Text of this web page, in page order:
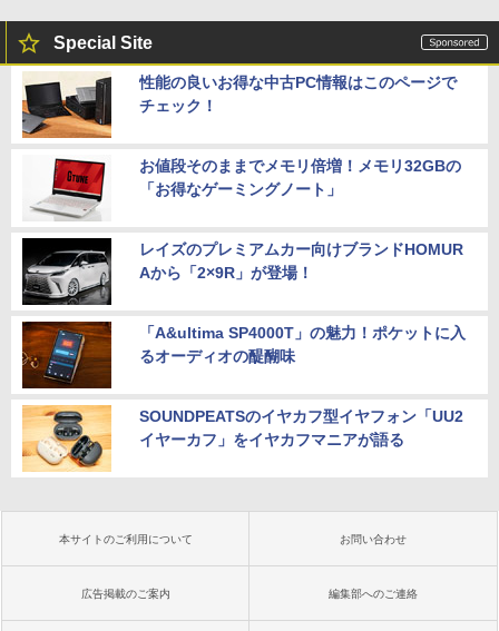
Special Site
性能の良いお得な中古PC情報はこのページで
チェック！
お値段そのままでメモリ倍増！メモリ32GBの
「お得なゲーミングノート」
レイズのプレミアムカー向けブランドHOMUR
Aから「2×9R」が登場！
「A&ultima SP4000T」の魅力！ポケットに入
るオーディオの醍醐味
SOUNDPEATSのイヤカフ型イヤフォン「UU2
イヤーカフ」をイヤカフマニアが語る
本サイトのご利用について お問い合わせ
広告掲載のご案内 編集部へのご連絡